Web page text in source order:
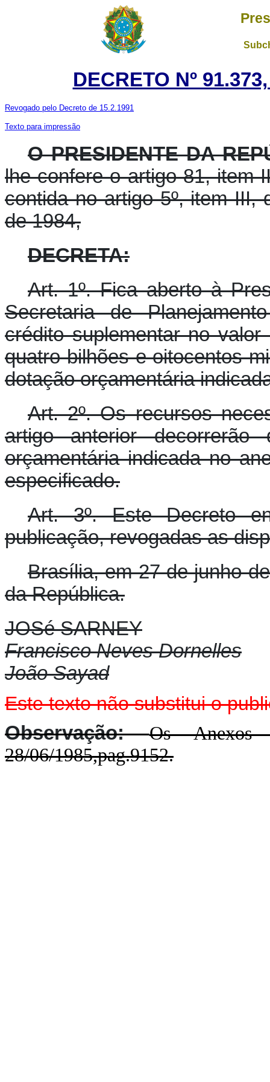
DECRETO Nº
Revogado pelo Decreto de 15.2.1991
Texto para impressão
O PRESIDENTE DA
lhe confere o artigo 81, item
contida no artigo 5º, item III,
de 1984,
DECRETA:
Art. 1º. Fica aberto à
Secretaria de
crédito suplementar no
quatro bilhões e oitocentos
dotação orçamentária
Art. 2º. Os recursos
artigo anterior
orçamentária indicada no
especificado.
Art. 3º. Este Decreto
publicação, revogadas as
Brasília, em 27 de junho
da República.
JOSé SARNEY
Francisco Neves Dornelles
João Sayad
Este texto não substitui o
Observação:Os
28/06/1985,pag.9152.